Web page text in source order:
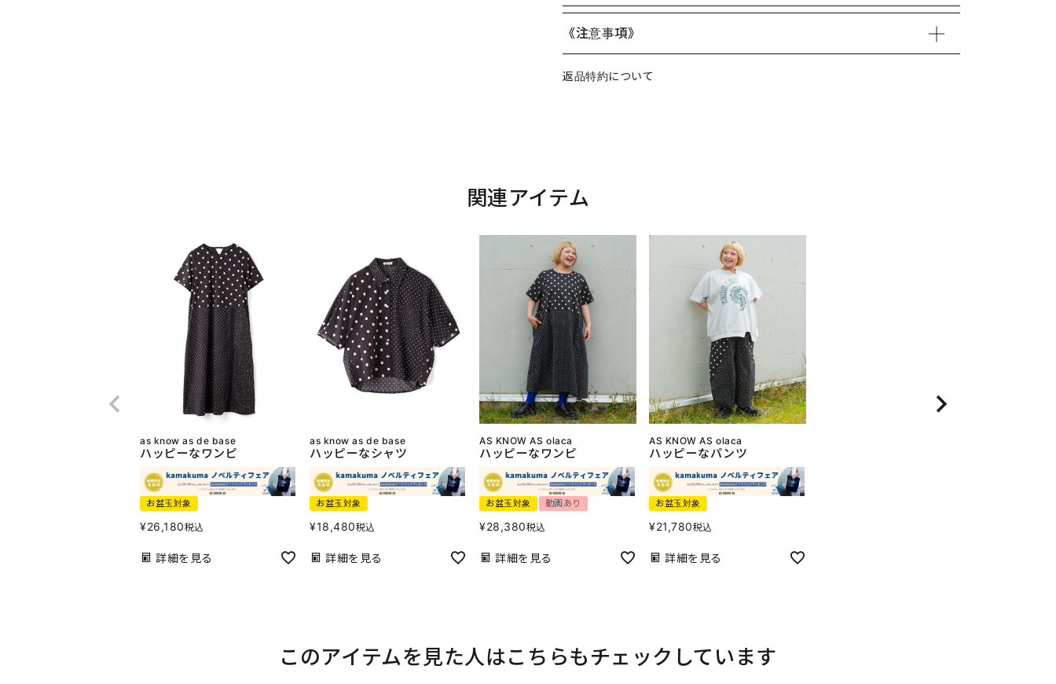
《注意事項》
返品特約について
関連アイテム
as know as de base
ハッピーなワンピ
お盆玉対象
¥26,180税込
詳細を見る
as know as de base
ハッピーなシャツ
お盆玉対象
¥18,480税込
詳細を見る
AS KNOW AS olaca
ハッピーなワンピ
お盆玉対象 動画あり
¥28,380税込
詳細を見る
AS KNOW AS olaca
ハッピーなパンツ
お盆玉対象
¥21,780税込
詳細を見る
このアイテムを見た人はこちらもチェックしています